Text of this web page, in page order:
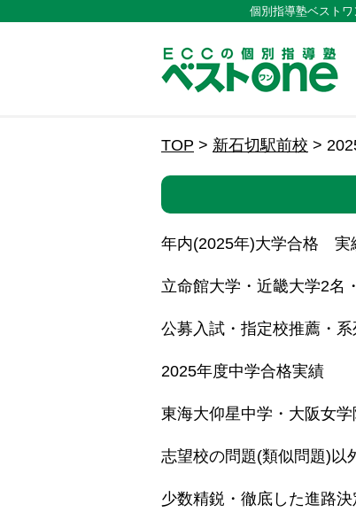
個別指導塾ベスト
TOP > 新石切駅前校 >
年内(2025年)大学合格 実
立命館大学・近畿大学2名
公募入試・指定校推薦・
2025年度中学合格実績
東海大仰星中学・大阪女
志望校の問題(類似問題)以
少数精鋭・徹底した進路